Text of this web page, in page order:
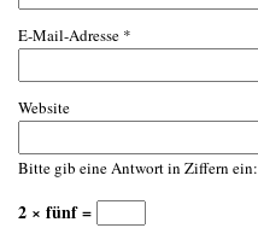
E-Mail-Adresse *
Website
Bitte gib eine Antwort in Ziffern ein:
2 × fünf =